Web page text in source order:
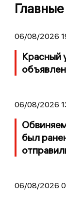
06/08/2026
Красный
06/08/2026
был
06/08/2026